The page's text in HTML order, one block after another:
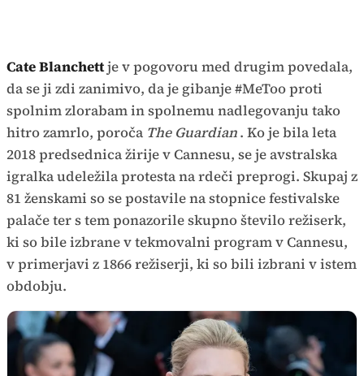
Cate Blanchettje v pogovoru med drugim povedala,
da se ji zdi zanimivo, da je gibanje #MeToo proti
spolnim zlorabam in spolnemu nadlegovanju tako
hitro zamrlo, poroča The Guardian. Ko je bila leta
2018 predsednica žirije v Cannesu, se je avstralska
igralka udeležila protesta na rdeči preprogi. Skupaj z
81 ženskami so se postavile na stopnice festivalske
palače ter s tem ponazorile skupno število režiserk,
ki so bile izbrane v tekmovalni program v Cannesu,
v primerjavi z 1866 režiserji, ki so bili izbrani v istem
obdobju.